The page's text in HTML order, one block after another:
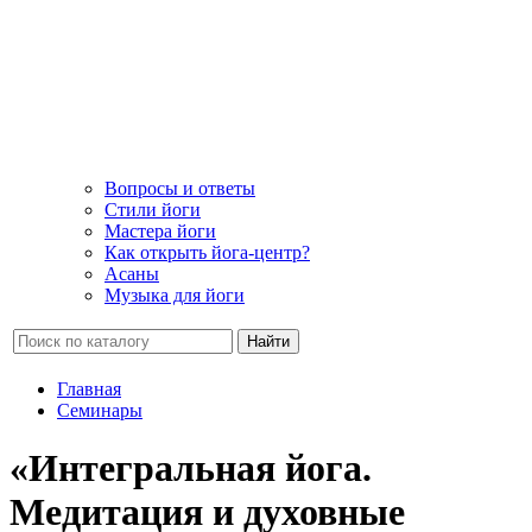
Вопросы и ответы
Стили йоги
Мастера йоги
Как открыть йога-центр?
Асаны
Музыка для йоги
Найти
Главная
Семинары
«Интегральная йога.
Медитация и духовные